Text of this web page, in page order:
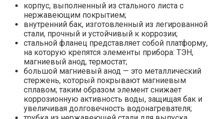
корпус, выполненный из стального листа с
нержавеющим покрытием;
внутренний бак, изготовленный из легированной
стали, прочный и устойчивый к коррозии;
стальной фланец представляет собой платформу,
на которую крепятся элементы прибора: ТЭН,
магниевый анод, термостат;
большой магниевый анод — это металлический
стержень, который покрывают магниевым
сплавом; таким образом элемент снижает
коррозионную активность воды, защищая бак и
увеличивая долговечность водонагревателя;